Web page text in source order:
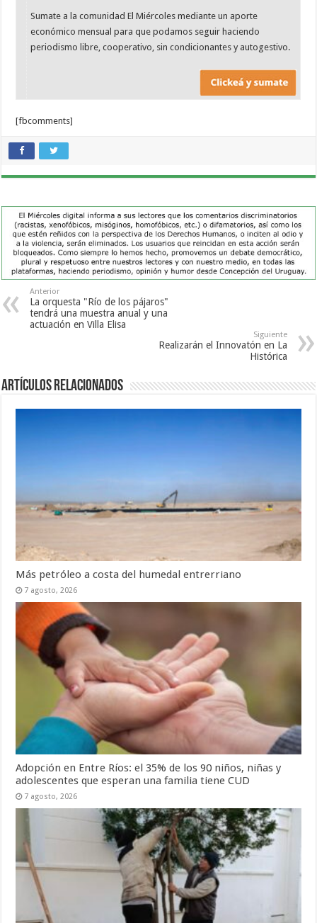
Sumate a la comunidad El Miércoles mediante un aporte
económico mensual para que podamos seguir haciendo
periodismo libre, cooperativo, sin condicionantes y autogestivo.
[fbcomments]
Anterior
La orquesta "Río de los pájaros"
tendrá una muestra anual y una
actuación en Villa Elisa
Siguiente
Realizarán el Innovatón en La
Histórica
Artículos Relacionados
Más petróleo a costa del humedal entrerriano
7 agosto, 2026
Adopción en Entre Ríos: el 35% de los 90 niños, niñas y
adolescentes que esperan una familia tiene CUD
7 agosto, 2026